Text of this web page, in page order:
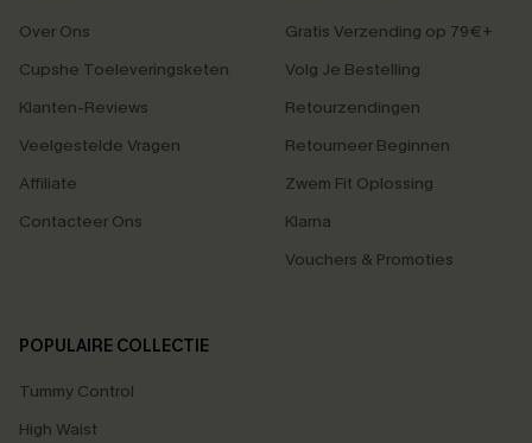
Over Ons
Cupshe Toeleveringsketen
Klanten-Reviews
Veelgestelde Vragen
Affiliate
Contacteer Ons
Gratis Verzending op 79€+
Volg Je Bestelling
Retourzendingen
Retourneer Beginnen
Zwem Fit Oplossing
Klarna
Vouchers & Promoties
POPULAIRE COLLECTIE
Tummy Control
High Waist